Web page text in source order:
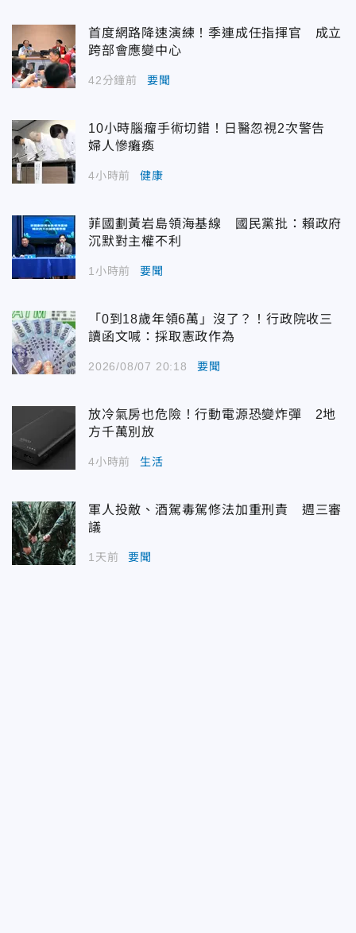
首度網路降速演練！季連成任指揮官 成立
跨部會應變中心
42分鐘前 要聞
10小時腦瘤手術切錯！日醫忽視2次警告
婦人慘癱瘓
4小時前 健康
菲國劃黃岩島領海基線 國民黨批：賴政府
沉默對主權不利
1小時前 要聞
「0到18歲年領6萬」沒了？！行政院收三
讀函文喊：採取憲政作為
2026/08/07 20:18 要聞
放冷氣房也危險！行動電源恐變炸彈 2地
方千萬別放
4小時前 生活
軍人投敵、酒駕毒駕修法加重刑責 週三審
議
1天前 要聞